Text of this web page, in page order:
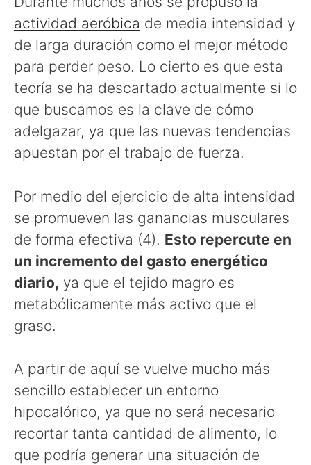
actividad aeróbica de media intensidad y
de larga duración como el mejor método
para perder peso. Lo cierto es que esta
teoría se ha descartado actualmente si lo
que buscamos es la clave de cómo
adelgazar, ya que las nuevas tendencias
apuestan por el trabajo de fuerza.
Por medio del ejercicio de alta intensidad
se promueven las ganancias musculares
de forma efectiva (4). Esto repercute en
un incremento del gasto energético
diario, ya que el tejido magro es
metabólicamente más activo que el
graso.
A partir de aquí se vuelve mucho más
sencillo establecer un entorno
hipocalórico, ya que no será necesario
recortar tanta cantidad de alimento, lo
que podría generar una situación de